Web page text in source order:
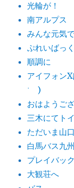
光輪が！
南アルプス
みんな元気
ぷれいばっく
順調に
アイフォン
˙ )
おはようご
三木にてト
ただいま山
白馬バス九州
プレイバック
大観荘へ